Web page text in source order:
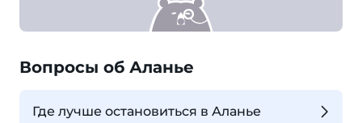
Вопросы об Аланье
Где лучше остановиться в Аланье